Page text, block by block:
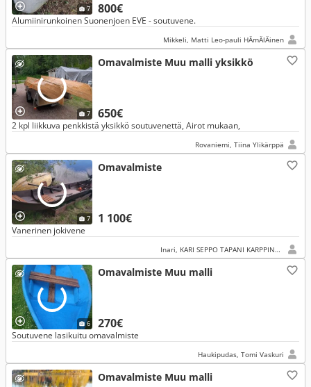
7 800€
Alumiinirunkoinen Suonenjoen EVE - soutuvene.
Mikkeli, Matti Leo-pauli HÄmÄlÄinen
7
Omavalmiste Muu malli yksikkö
650€
2 kpl liikkuva penkkistä yksikkö soutuvenettä, Airot mukaan,
Rovaniemi, Tiina Ylikärppä
7
Omavalmiste
1 100€
Vanerinen jokivene
Inari, KARI SEPPO TAPANI KARPPINEN
6
Omavalmiste Muu malli
270€
Soutuvene lasikuitu omavalmiste
Haukipudas, Tomi Vaskuri
Omavalmiste Muu malli